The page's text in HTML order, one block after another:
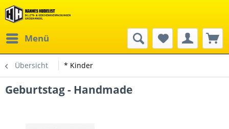
Menü
Übersicht * Kinder
Geburtstag - Handmade